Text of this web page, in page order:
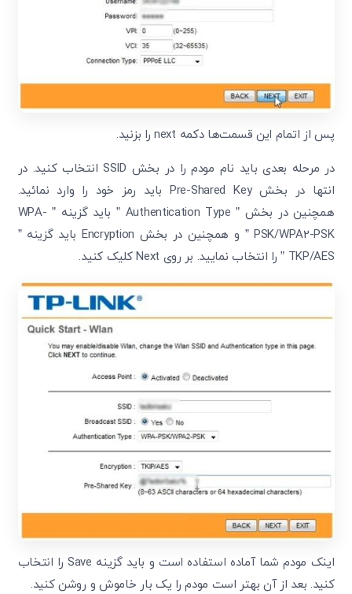
پس از اتمام این قسمت‌ها دکمه next را بزنید.
در مرحله بعدی باید نام مودم را در بخش SSID انتخاب کنید. در
انتها در بخش Pre-Shared Key باید رمز خود را وارد نمائید.
همچنین در بخش ” Authentication Type ” باید گزینه ” WPA-
PSK/WPA2-PSK ” و همچنین در بخش Encryption باید گزینه ”
TKP/AES ” را انتخاب نمایید. بر روی Next کلیک کنید.
اینک مودم شما آماده استفاده است و باید گزینه Save را انتخاب
کنید. بعد از آن بهتر است مودم را یک بار خاموش و روشن کنید.